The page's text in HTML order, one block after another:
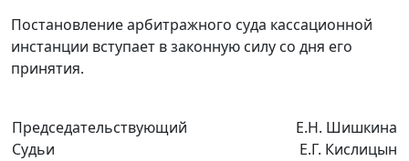
Постановление арбитражного суда кассационной
инстанции вступает в законную силу со дня его
принятия.
Председательствующий
Судьи
Е.Н. Шишкина
Е.Г. Кислицын